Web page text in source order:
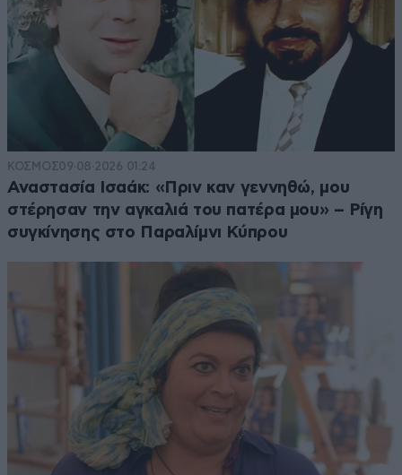
ΚΟΣΜΟΣ09·08·2026 01:24
Αναστασία Ισαάκ: «Πριν καν γεννηθώ, μου
στέρησαν την αγκαλιά του πατέρα μου» – Ρίγη
συγκίνησης στο Παραλίμνι Κύπρου